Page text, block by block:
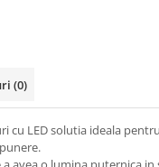
(0)
cu LED solutia ideala